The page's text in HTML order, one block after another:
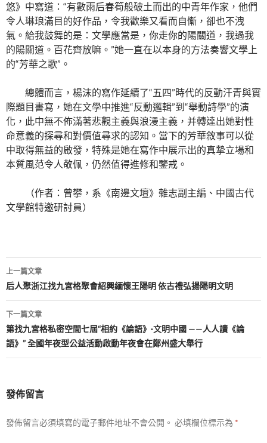
悠》中寫道：“有數雨后春筍般破土而出的中青年作家，他們
令人琳琅滿目的好作品，令我歡樂又看而自慚，卻也不洩
氣。給我鼓舞的是：文學應當是，你走你的陽關道，我過我
的陽關道。百花齊放嘛。”她一直在以本身的方法奏響文學上
的“芳華之歌”。
總體而言，楊沫的寫作延續了“五四”時代的反動汗青與實
際題目書寫，她在文學中推進“反動邏輯”到“舉動詩學”的演
化，此中無不佈滿著悲觀主義與浪漫主義，并轉達出她對性
命意義的探尋和對價值尋求的認知。當下的芳華敘事可以從
中取得無益的啟發，特殊是她在寫作中展示出的真摯立場和
本質風范令人敬佩，仍然值得進修和鑒戒。
（作者：曾攀，系《南邊文壇》雜志副主編、中國古代
文學館特邀研討員）
文
章
導
覽
上一篇文章
后人聚浙江找九宮格聚會紹興緬懷王陽明 依古禮弘揚陽明文明
下一篇文章
第找九宮格私密空間七屆“相約《論語》·文明中國 ——人人讀《論
語》” 全國年夜型公益活動啟動年夜會在鄭州盛大舉行
發佈留言
發佈留言必須填寫的電子郵件地址不會公開。 必填欄位標示為 *